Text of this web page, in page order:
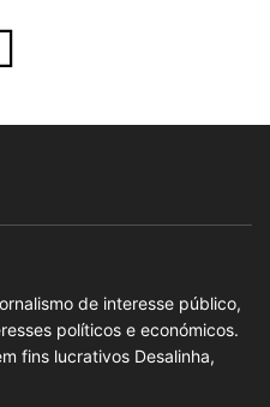
de interesse público,
políticos e económicos.
fins lucrativos Desalinha,